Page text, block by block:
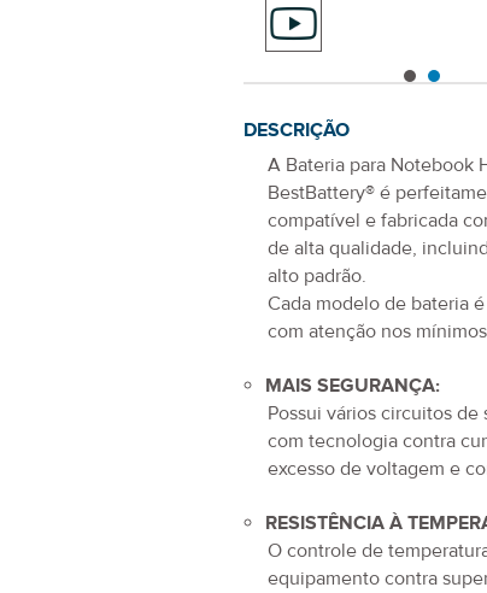
DESCRIÇÃO
A Bateria para Notebook
BestBattery® é
compatível e fabricada
de alta qualidade,
alto padrão.
Cada modelo de bateria
com atenção nos
MAIS SEGURANÇA:
Possui vários circuitos de
com tecnologia contra
excesso de voltagem e
RESISTÊNCIA À
O controle de
equipamento contra